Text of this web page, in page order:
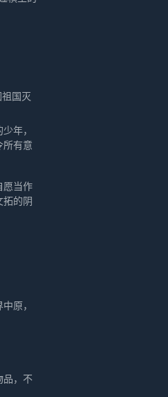
国灭
年，
所有意
愿当作
拓的阴
原，
品，不